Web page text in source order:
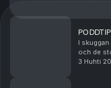
I
och de
och
3 Huhti